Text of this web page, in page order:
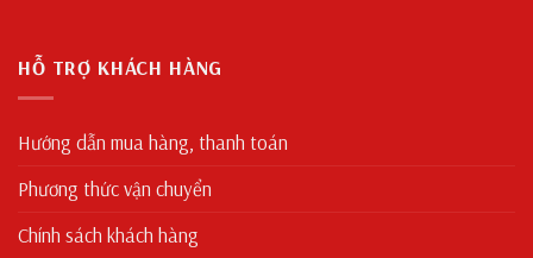
HỖ TRỢ KHÁCH HÀNG
Hướng dẫn mua hàng, thanh toán
Phương thức vận chuyển
Chính sách khách hàng